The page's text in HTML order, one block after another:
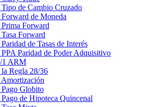
de Cambio Cruzado
de Moneda
Forward
Forward
de Tasas de Interés
Paridad de Poder Adquisitivo
1 ARM
Regla 28/36
Globito
de Hipoteca Quincenal